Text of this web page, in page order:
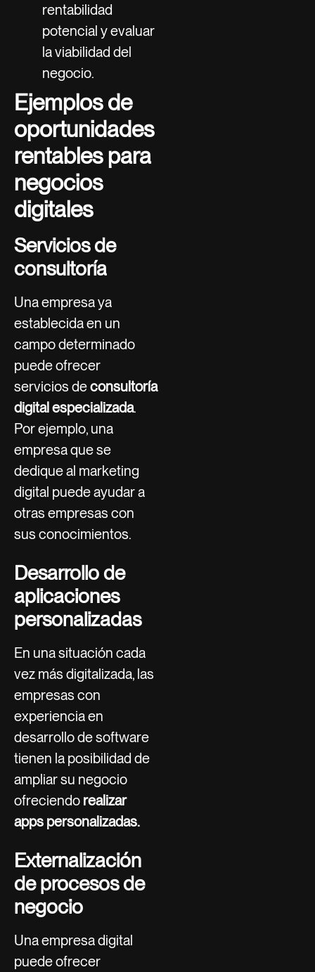
rentabilidad
potencial y evaluar
la viabilidad del
negocio.
Ejemplos de
oportunidades
rentables para
negocios
digitales
Servicios de
consultoría
Una empresa ya
establecida en un
campo determinado
puede ofrecer
servicios deconsultoría
digital especializada.
Por ejemplo, una
empresa que se
dedique al marketing
digital puede ayudar a
otras empresas con
sus conocimientos.
Desarrollo de
aplicaciones
personalizadas
En una situación cada
vez más digitalizada, las
empresas con
experiencia en
desarrollo de software
tienen la posibilidad de
ampliar su negocio
ofreciendo realizar
apps personalizadas.
Externalización
de procesos de
negocio
Una empresa digital
puede ofrecer